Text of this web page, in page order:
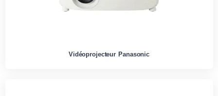
Vidéoprojecteur Panasonic